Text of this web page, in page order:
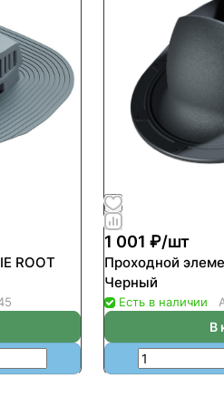
ROOT
1 001 ₽/шт
Проходной
Черный
Есть в наличии
В